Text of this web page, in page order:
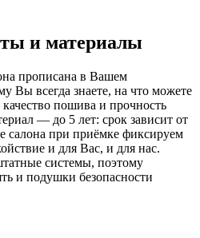
и материалы
прописана в Вашем
Вы всегда знаете, на что можете
пошива и прочность
— до 5 лет: срок зависит от
салона при приёмке фиксируем
и для Вас, и для нас.
системы, поэтому
и подушки безопасности